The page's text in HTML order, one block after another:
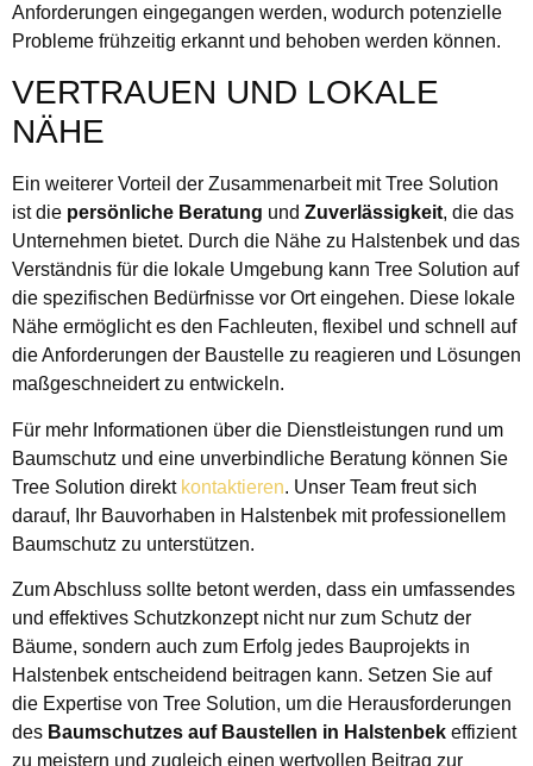
Anforderungen eingegangen werden, wodurch potenzielle
Probleme frühzeitig erkannt und behoben werden können.
VERTRAUEN UND LOKALE
NÄHE
Ein weiterer Vorteil der Zusammenarbeit mit Tree Solution
ist die persönliche Beratung und Zuverlässigkeit, die das
Unternehmen bietet. Durch die Nähe zu Halstenbek und das
Verständnis für die lokale Umgebung kann Tree Solution auf
die spezifischen Bedürfnisse vor Ort eingehen. Diese lokale
Nähe ermöglicht es den Fachleuten, flexibel und schnell auf
die Anforderungen der Baustelle zu reagieren und Lösungen
maßgeschneidert zu entwickeln.
Für mehr Informationen über die Dienstleistungen rund um
Baumschutz und eine unverbindliche Beratung können Sie
Tree Solution direkt kontaktieren. Unser Team freut sich
darauf, Ihr Bauvorhaben in Halstenbek mit professionellem
Baumschutz zu unterstützen.
Zum Abschluss sollte betont werden, dass ein umfassendes
und effektives Schutzkonzept nicht nur zum Schutz der
Bäume, sondern auch zum Erfolg jedes Bauprojekts in
Halstenbek entscheidend beitragen kann. Setzen Sie auf
die Expertise von Tree Solution, um die Herausforderungen
des Baumschutzes auf Baustellen in Halstenbek effizient
zu meistern und zugleich einen wertvollen Beitrag zur